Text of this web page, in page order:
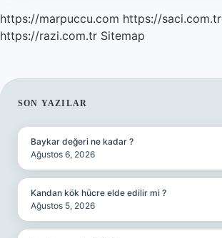
https://marpuccu.com https://saci.com.tr
https://razi.com.tr Sitemap
SIDEBAR
SON YAZILAR
Baykar değeri ne kadar ?
Ağustos 6, 2026
Kandan kök hücre elde edilir mi ?
Ağustos 5, 2026